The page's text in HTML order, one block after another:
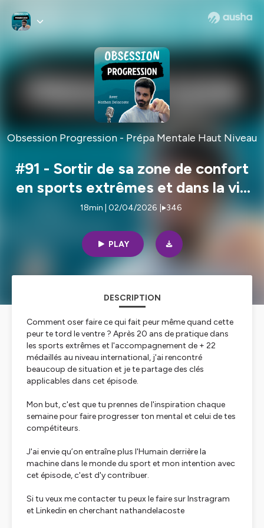
Obsession Progression - Prépa Mentale Haut Niveau
#91 - Sortir de sa zone de confort
en sports extrêmes et dans la vie
: mode d'emploi pour dépasser
18min | 02/04/2026 346
PLAY
DESCRIPTION
Comment oser faire ce qui fait peur même quand cette
peur te tord le ventre ? Après 20 ans de pratique dans
les sports extrêmes et l'accompagnement de + 22
médaillés au niveau international, j'ai rencontré
beaucoup de situation et je te partage des clés
applicables dans cet épisode.
Mon but, c'est que tu prennes de l'inspiration chaque
semaine pour faire progresser ton mental et celui de tes
compétiteurs.
J'ai envie qu’on entraîne plus l'Humain derrière la
machine dans le monde du sport et mon intention avec
cet épisode, c'est d'y contribuer.
Si tu veux me contacter tu peux le faire sur Instragram
et Linkedin en cherchant nathandelacoste